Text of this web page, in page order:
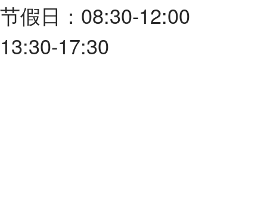
节假日：08:30-12:00
13:30-17:30